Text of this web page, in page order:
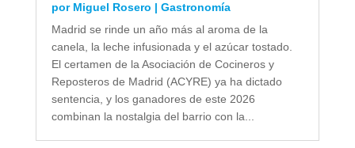
por Miguel Rosero | Gastronomía
Madrid se rinde un año más al aroma de la
canela, la leche infusionada y el azúcar tostado.
El certamen de la Asociación de Cocineros y
Reposteros de Madrid (ACYRE) ya ha dictado
sentencia, y los ganadores de este 2026
combinan la nostalgia del barrio con la...